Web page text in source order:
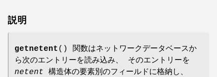
説明
getnetent () 関数はネットワークデータベースか
ら次のエントリーを読み込み、 そのエントリーを
netent 構造体の要素別のフィールドに格納し、